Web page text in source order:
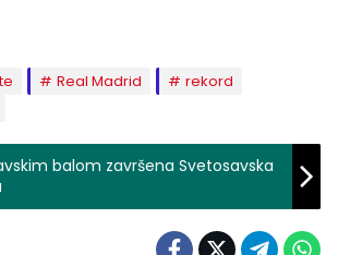
Real Madrid
rekord
balom završena Svetosavska